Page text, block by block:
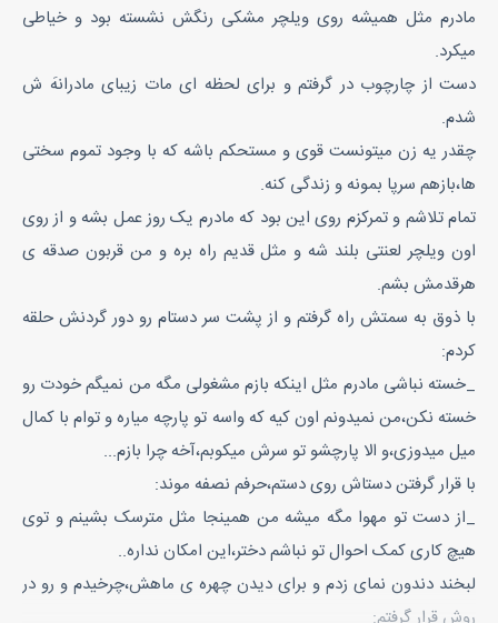
مادرم مثل همیشه روی ویلچر مشکی رنگش نشسته بود و خیاطی
میکرد.
دست از چارچوب در گرفتم و برای لحظه ای مات زیبای مادرانهَ ش
شدم.
چقدر یه زن میتونست قوی و مستحکم باشه که با وجود تموم سختی
ها،بازهم سرپا بمونه و زندگی کنه.
تمام تلاشم و تمرکزم روی این بود که مادرم یک روز عمل بشه و از روی
اون ویلچر لعنتی بلند شه و مثل قدیم راه بره و من قربون صدقه ی
هرقدمش بشم.
با ذوق به سمتش راه گرفتم و از پشت سر دستام رو دور گردنش حلقه
کردم:
_خسته نباشی مادرم مثل اینکه بازم مشغولی مگه من نمیگم خودت رو
خسته نکن،من نمیدونم اون کیه که واسه تو پارچه میاره و توام با کمال
میل میدوزی،و الا پارچشو تو سرش میکوبم،آخه چرا بازم...
با قرار گرفتن دستاش روی دستم،حرفم نصفه موند:
_از دست تو مهوا مگه میشه من همینجا مثل مترسک بشینم و توی
هیچ کاری کمک احوال تو نباشم دختر،این امکان نداره..
لبخند دندون نمای زدم و برای دیدن چهره ی ماهش،چرخیدم و رو در
روش قرار گرفتم: